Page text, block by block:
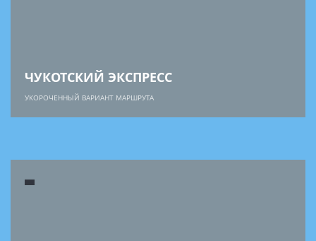
ЧУКОТСКИЙ ЭКСПРЕСС
УКОРОЧЕННЫЙ ВАРИАНТ МАРШРУТА